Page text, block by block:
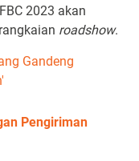
2023 akan
roadshow.
Gandeng
Pengiriman